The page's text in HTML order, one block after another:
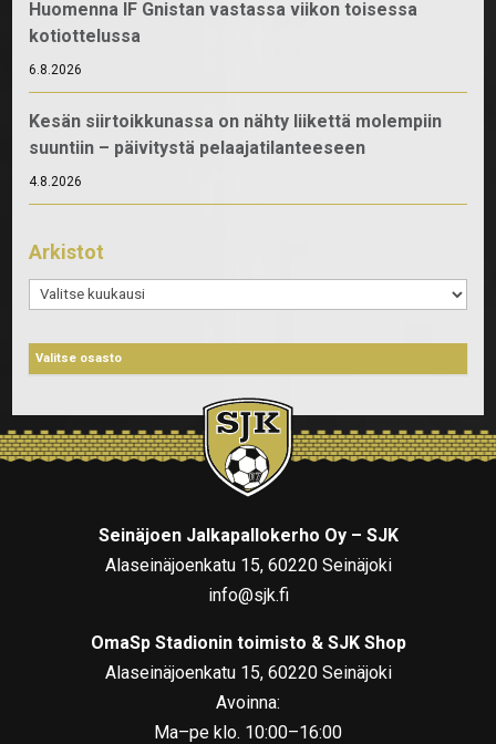
Huomenna IF Gnistan vastassa viikon toisessa
kotiottelussa
6.8.2026
Kesän siirtoikkunassa on nähty liikettä molempiin
suuntiin – päivitystä pelaajatilanteeseen
4.8.2026
Arkistot
Arkistot
Seinäjoen Jalkapallokerho Oy – SJK
Alaseinäjoenkatu 15, 60220 Seinäjoki
info@sjk.fi
OmaSp Stadionin toimisto & SJK Shop
Alaseinäjoenkatu 15, 60220 Seinäjoki
Avoinna:
Ma–pe klo. 10:00–16:00